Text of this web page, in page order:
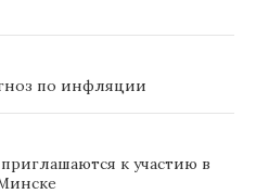
по инфляции
к участию в